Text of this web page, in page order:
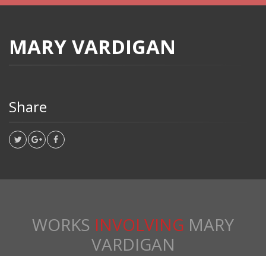
MARY VARDIGAN
Share
WORKS INVOLVING MARY
VARDIGAN